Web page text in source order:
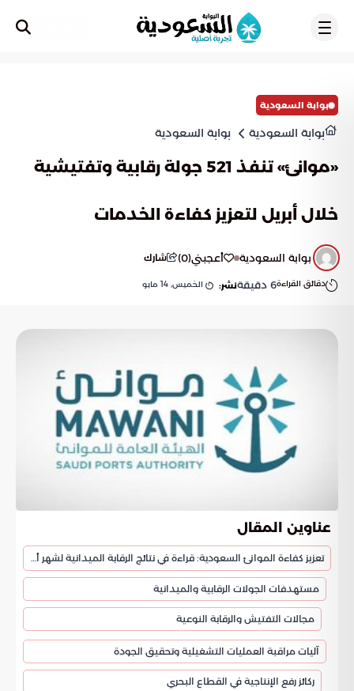
بوابة السعودية
بوابة السعودية بوابة السعودية
«موانئ» تنفذ 521 جولة رقابية وتفتيشية
خلال أبريل لتعزيز كفاءة الخدمات
بوابة السعودية أعجبني(
0
) شارك
دقائق القراءة6 دقيقةنشر: الخميس, 14 مايو
عناوين المقال
تعزيز كفاءة الموانئ السعودية: قراءة في نتائج الرقابة الميدانية لشهر أبريل
مستهدفات الجولات الرقابية والميدانية
مجالات التفتيش والرقابة النوعية
آليات مراقبة العمليات التشغيلية وتحقيق الجودة
ركائز رفع الإنتاجية في القطاع البحري